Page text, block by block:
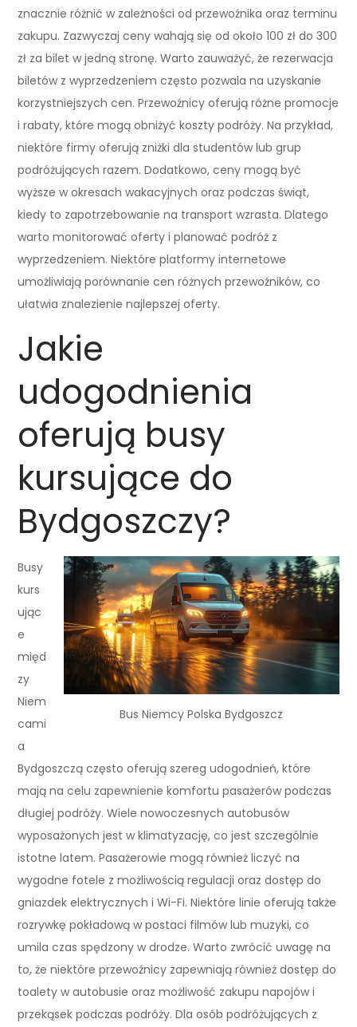
znacznie różnić w zależności od przewoźnika oraz terminu
zakupu. Zazwyczaj ceny wahają się od około 100 zł do 300
zł za bilet w jedną stronę. Warto zauważyć, że rezerwacja
biletów z wyprzedzeniem często pozwala na uzyskanie
korzystniejszych cen. Przewoźnicy oferują różne promocje
i rabaty, które mogą obniżyć koszty podróży. Na przykład,
niektóre firmy oferują zniżki dla studentów lub grup
podróżujących razem. Dodatkowo, ceny mogą być
wyższe w okresach wakacyjnych oraz podczas świąt,
kiedy to zapotrzebowanie na transport wzrasta. Dlatego
warto monitorować oferty i planować podróż z
wyprzedzeniem. Niektóre platformy internetowe
umożliwiają porównanie cen różnych przewoźników, co
ułatwia znalezienie najlepszej oferty.
Jakie
udogodnienia
oferują busy
kursujące do
Bydgoszczy?
Bus Niemcy Polska Bydgoszcz
Busy
kurs
ując
e
międ
zy
Niem
cami
a
Bydgoszczą często oferują szereg udogodnień, które
mają na celu zapewnienie komfortu pasażerów podczas
długiej podróży. Wiele nowoczesnych autobusów
wyposażonych jest w klimatyzację, co jest szczególnie
istotne latem. Pasażerowie mogą również liczyć na
wygodne fotele z możliwością regulacji oraz dostęp do
gniazdek elektrycznych i Wi-Fi. Niektóre linie oferują także
rozrywkę pokładową w postaci filmów lub muzyki, co
umila czas spędzony w drodze. Warto zwrócić uwagę na
to, że niektóre przewoźnicy zapewniają również dostęp do
toalety w autobusie oraz możliwość zakupu napojów i
przekąsek podczas podróży. Dla osób podróżujących z